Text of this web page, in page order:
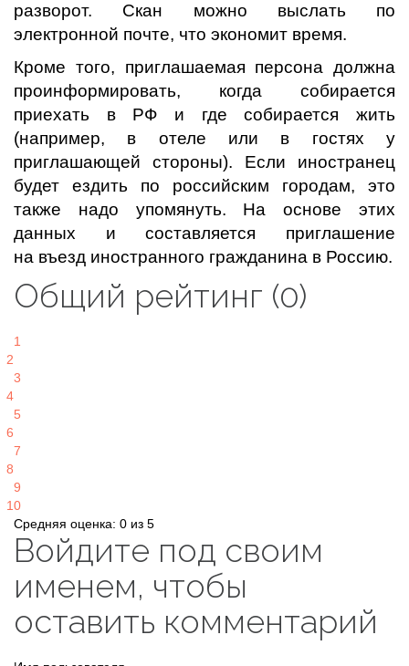
разворот. Скан можно выслать по
электронной почте, что экономит время.
Кроме того, приглашаемая персона должна
проинформировать, когда собирается
приехать в РФ и где собирается жить
(например, в отеле или в гостях у
приглашающей стороны). Если иностранец
будет ездить по российским городам, это
также надо упомянуть. На основе этих
данных и составляется приглашение
на въезд иностранного гражданина в Россию.
Общий рейтинг (0)
1
2
3
4
5
6
7
8
9
10
Средняя оценка: 0 из 5
Войдите под своим
именем, чтобы
оставить комментарий